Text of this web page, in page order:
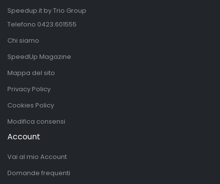
Speedup.it by Trio Group
Telefono 0423.601555
Chi siamo
SpeedUp Magazine
Mappa del sito
Privacy Policy
Cookies Policy
Modifica consensi
Account
Vai al mio Account
Domande frequenti